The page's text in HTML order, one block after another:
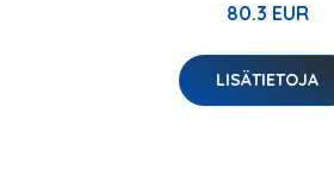
80.3 EUR
LISÄTIETOJA